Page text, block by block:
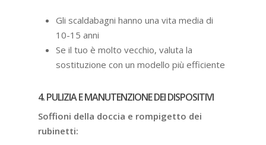
Gli scaldabagni hanno una vita media di
10-15 anni
Se il tuo è molto vecchio, valuta la
sostituzione con un modello più efficiente
4. PULIZIA E MANUTENZIONE DEI DISPOSITIVI
Soffioni della doccia e rompigetto dei
rubinetti: